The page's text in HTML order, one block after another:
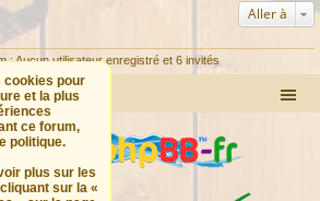
Aller à
: Aucun utilisateur enregistré et 6 invités
cookies pour
et la plus
ce forum,
politique.
plus sur les
sur la «